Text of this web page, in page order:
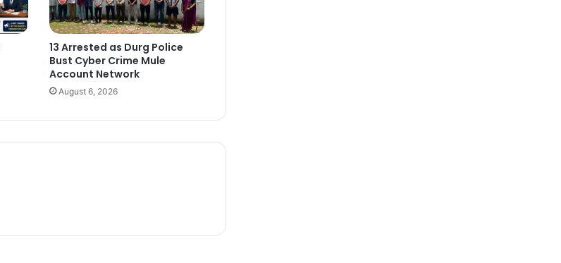
13 Arrested as Durg Police
Bust Cyber Crime Mule
Account Network
August 6, 2026